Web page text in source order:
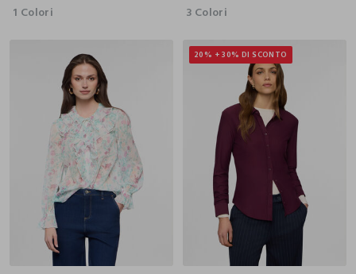
1 Colori 3 Colori
M
XL
20% + 30% DI SCONTO
L
XXL